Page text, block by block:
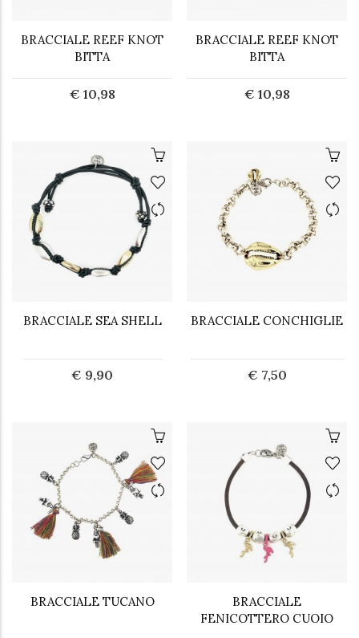
BRACCIALE REEF KNOT
BITTA
€ 10,98
BRACCIALE REEF KNOT
BITTA
€ 10,98
BRACCIALE SEA SHELL
€ 9,90
BRACCIALE CONCHIGLIE
€ 7,50
BRACCIALE TUCANO
BRACCIALE
FENICOTTERO CUOIO